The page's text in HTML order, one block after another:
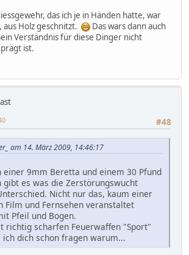
das ich je in Händen hatte, war
Holz geschnitzt.
Das wars dann auch
Verständnis für diese Dinger nicht
ist.
#48
am 14. März 2009, 14:46:17
einer 9mm Beretta und einem 30 Pfund
gibt es was die Zerstörungswucht
Nicht nur das, kaum einer
Film und Fernsehen veranstaltet
Pfeil und Bogen.
richtig scharfen Feuerwaffen "Sport"
dich schon fragen warum...